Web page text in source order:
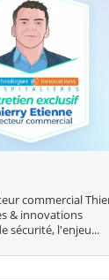
commercial
& innovations
sécurité, l'enjeu...